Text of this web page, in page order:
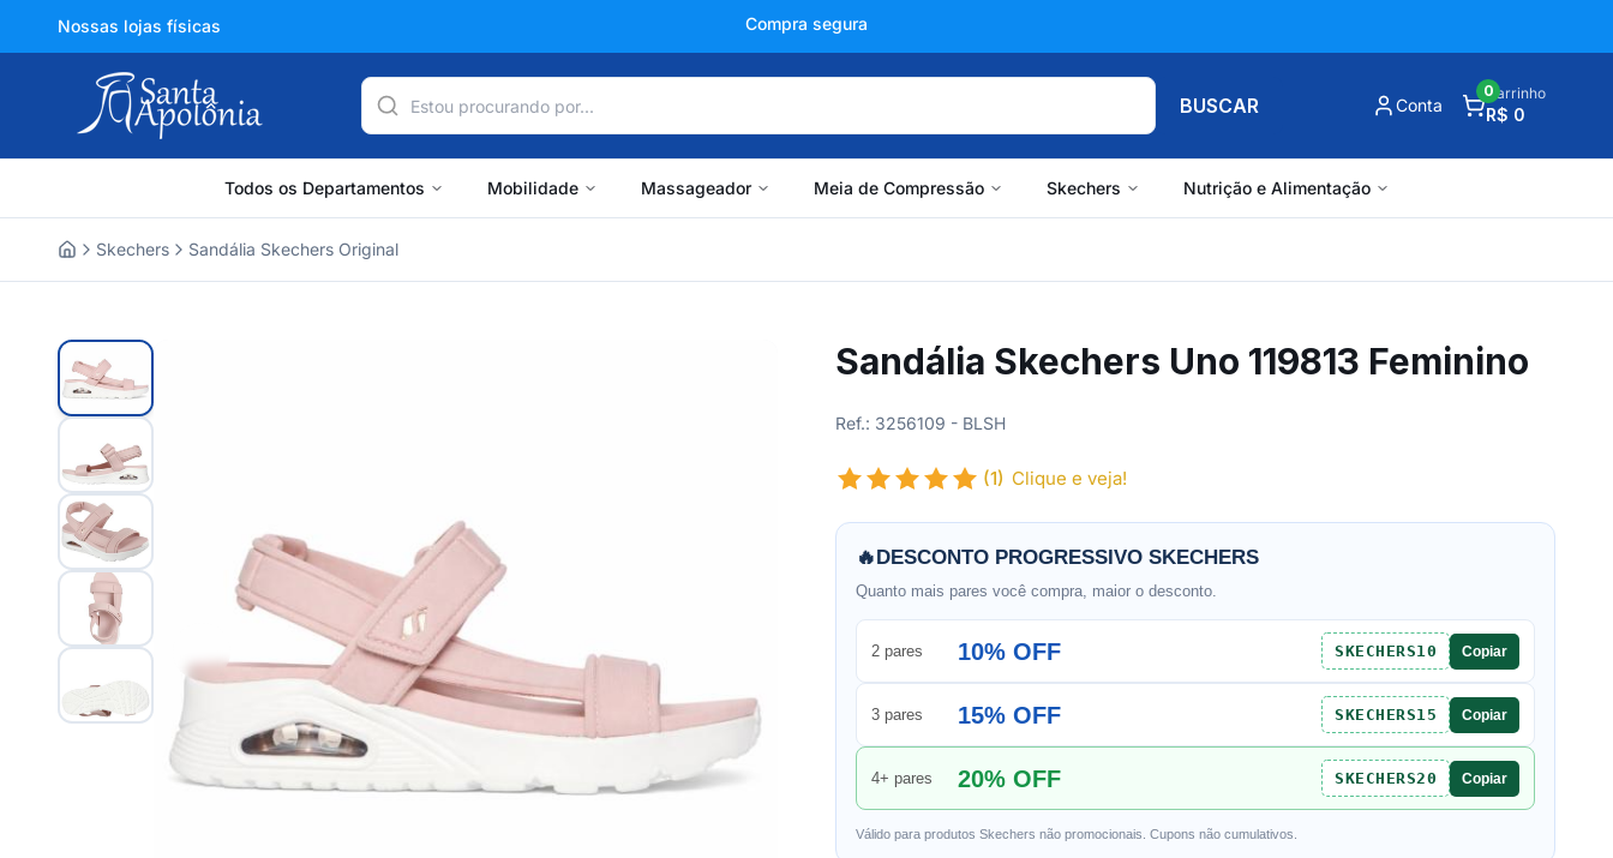
Nossas lojas físicas +150 mil avaliações
BUSCAR Conta
Carrinho
R$ 0
0
Todos os Departamentos Mobilidade Massageador Meia de Compressão Skechers Nutrição e Alimentação
Skechers Sandália Skechers Original
Sandália Skechers Uno 119813 Feminino
Ref.: 3256109 - BLSH
(1) Clique e veja!
🔥DESCONTO PROGRESSIVO SKECHERS
Quanto mais pares você compra, maior o desconto.
2 pares 10% OFF SKECHERS10 Copiar
3 pares 15% OFF SKECHERS15 Copiar
4+ pares 20% OFF SKECHERS20 Copiar
Válido para produtos Skechers não promocionais. Cupons não cumulativos.